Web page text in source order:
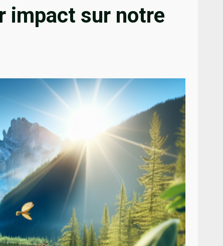
impact sur notre